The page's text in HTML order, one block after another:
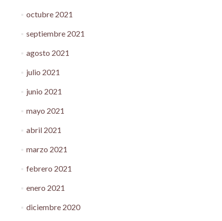
octubre 2021
septiembre 2021
agosto 2021
julio 2021
junio 2021
mayo 2021
abril 2021
marzo 2021
febrero 2021
enero 2021
diciembre 2020